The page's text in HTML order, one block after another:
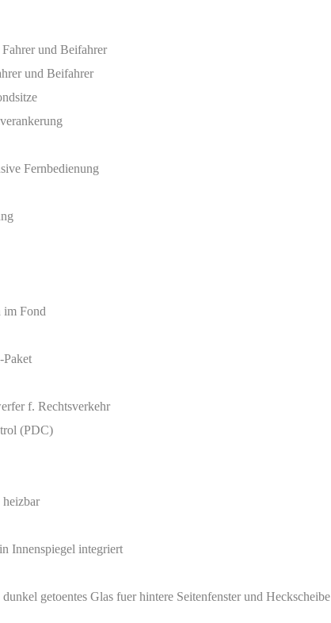
und Beifahrer
und Beifahrer
Fernbedienung
im Fond
Paket
f. Rechtsverkehr
(PDC)
heizbar
Innenspiegel integriert
getoentes Glas fuer hintere Seitenfenster und Heckscheibe